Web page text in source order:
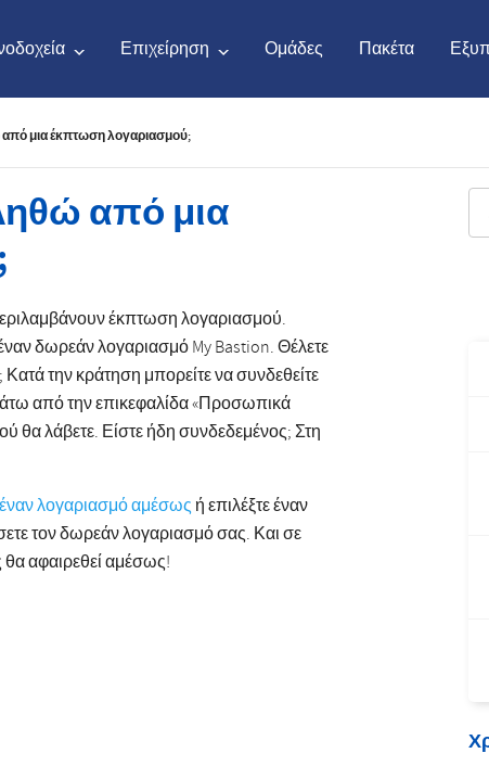
Επιχείρηση Ομάδες Πακέτα
Français
Polski
Svenska
Romanian
CAD Canadian Dollar
NZD New Zealand Dollar
Kč Czech Koruna
μια έκπτωση λογαριασμού;
από μια
έκπτωση λογαριασμού.
δωρεάν λογαριασμό My Bastion. Θέλετε
την κράτηση μπορείτε να συνδεθείτε
από την επικεφαλίδα «Προσωπικά
θα λάβετε. Είστε ήδη συνδεδεμένος; Στη
λογαριασμό αμέσως ή επιλέξτε έναν
τον δωρεάν λογαριασμό σας. Και σε
αφαιρεθεί αμέσως!